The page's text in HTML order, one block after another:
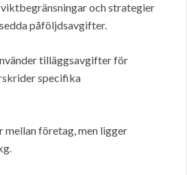
och strategier
påföljdsavgifter.
tilläggsavgifter för
specifika
mellan företag, men ligger